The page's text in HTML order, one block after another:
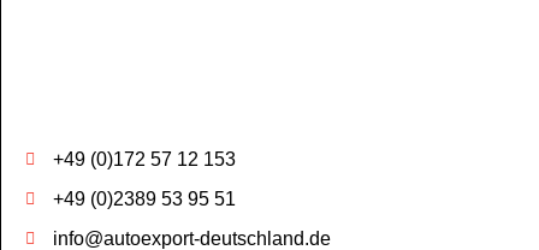
+49 (0)172 57 12 153
+49 (0)2389 53 95 51
info@autoexport-deutschland.de